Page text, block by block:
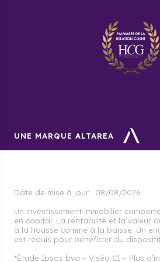
UNE MARQUE ALTAREA
Date de mise à jour : 08/08/2026
Un investissement immobilier
en capital. La rentabilité et la valeur
à la hausse comme à la baisse. Un
est requis pour bénéficier du
*Étude Ipsos bva – Viséo CI – Plus